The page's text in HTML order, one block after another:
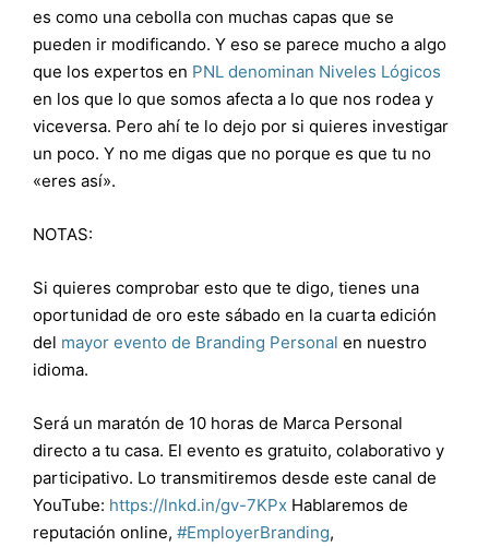
es como una cebolla con muchas capas que se
pueden ir modificando. Y eso se parece mucho a algo
que los expertos en PNL denominan Niveles Lógicos
en los que lo que somos afecta a lo que nos rodea y
viceversa. Pero ahí te lo dejo por si quieres investigar
un poco. Y no me digas que no porque es que tu no
«eres así».
NOTAS:
Si quieres comprobar esto que te digo, tienes una
oportunidad de oro este sábado en la cuarta edición
del mayor evento de Branding Personal en nuestro
idioma.
Será un maratón de 10 horas de Marca Personal
directo a tu casa. El evento es gratuito, colaborativo y
participativo. Lo transmitiremos desde este canal de
YouTube: https://lnkd.in/gv-7KPx Hablaremos de
reputación online, #EmployerBranding,